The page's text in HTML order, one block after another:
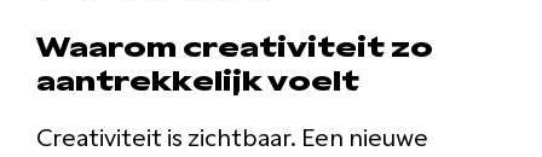
Waarom creativiteit zo
aantrekkelijk voelt
Creativiteit is zichtbaar. Een nieuwe